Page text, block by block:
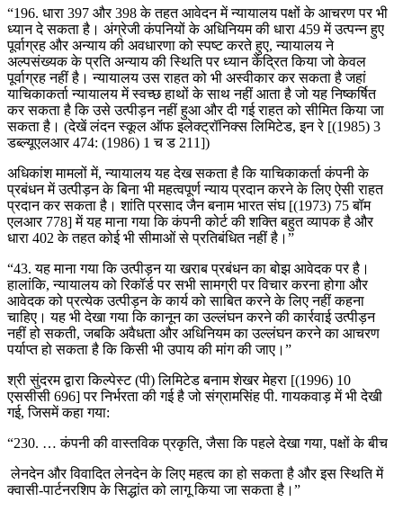
“196. धारा 397 और 398 के तहत आवेदन में न्यायालय पक्षों के आचरण पर भी
ध्यान दे सकता है। अंग्रेजी कंपनियों के अधिनियम की धारा 459 में उत्पन्न हुए
पूर्वाग्रह और अन्याय की अवधारणा को स्पष्ट करते हुए, न्यायालय ने
अल्पसंख्यक के प्रति अन्याय की स्थिति पर ध्यान केंद्रित किया जो केवल
पूर्वाग्रह नहीं है। न्यायालय उस राहत को भी अस्वीकार कर सकता है जहां
याचिकाकर्ता न्यायालय में स्वच्छ हाथों के साथ नहीं आता है जो यह निष्कर्षित
कर सकता है कि उसे उत्पीड़न नहीं हुआ और दी गई राहत को सीमित किया जा
सकता है। (देखें लंदन स्कूल ऑफ इलेक्ट्रॉनिक्स लिमिटेड, इन रे [(1985) 3
डब्ल्यूएलआर 474: (1986) 1 च ड 211])
अधिकांश मामलों में, न्यायालय यह देख सकता है कि याचिकाकर्ता कंपनी के
प्रबंधन में उत्पीड़न के बिना भी महत्वपूर्ण न्याय प्रदान करने के लिए ऐसी राहत
प्रदान कर सकता है। शांति प्रसाद जैन बनाम भारत संघ [(1973) 75 बॉम
एलआर 778] में यह माना गया कि कंपनी कोर्ट की शक्ति बहुत व्यापक है और
धारा 402 के तहत कोई भी सीमाओं से प्रतिबंधित नहीं है।”
“43. यह माना गया कि उत्पीड़न या खराब प्रबंधन का बोझ आवेदक पर है।
हालांकि, न्यायालय को रिकॉर्ड पर सभी सामग्री पर विचार करना होगा और
आवेदक को प्रत्येक उत्पीड़न के कार्य को साबित करने के लिए नहीं कहना
चाहिए। यह भी देखा गया कि कानून का उल्लंघन करने की कार्रवाई उत्पीड़न
नहीं हो सकती, जबकि अवैधता और अधिनियम का उल्लंघन करने का आचरण
पर्याप्त हो सकता है कि किसी भी उपाय की मांग की जाए।”
श्री सुंदरम द्वारा किल्पेस्ट (पी) लिमिटेड बनाम शेखर मेहरा [(1996) 10
एससीसी 696] पर निर्भरता की गई है जो संग्रामसिंह पी. गायकवाड़ में भी देखी
गई, जिसमें कहा गया:
“230. … कंपनी की वास्तविक प्रकृति, जैसा कि पहले देखा गया, पक्षों के बीच
लेनदेन और विवादित लेनदेन के लिए महत्व का हो सकता है और इस स्थिति में
क्वासी-पार्टनरशिप के सिद्धांत को लागू किया जा सकता है।”